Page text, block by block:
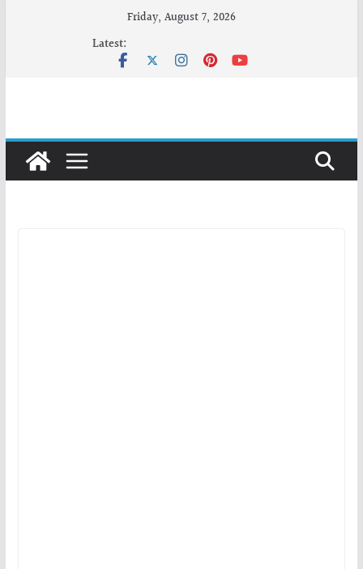
Friday, August 7, 2026
Latest: